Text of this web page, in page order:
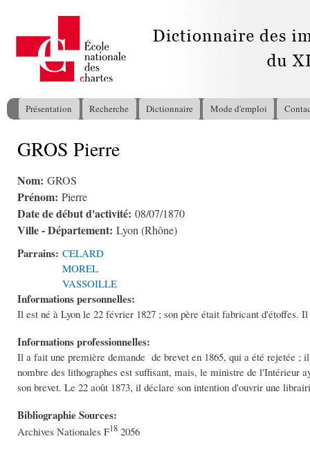
Menu principal
Présentation Recherche Dictionnaire Mode d'emploi
Vous êtes ici
GROS Pierre
Nom: GROS
Prénom: Pierre
Date de début d'activité: 08/07/1870
Ville - Département: Lyon (Rhône)
Parrains: CELARD
MOREL
VASSOILLE
Informations personnelles:
Il est né à Lyon le 22 février 1827 ; son père était fabricant d'étoffes.
Informations professionnelles:
Il a fait une première demande de brevet en 1865, qui a été rejetée ;
nombre des lithographes est suffisant, mais, le ministre de l'Intérieur
son brevet. Le 22 août 1873, il déclare son intention d'ouvrir une
Bibliographie Sources:
Archives Nationales F18 2056